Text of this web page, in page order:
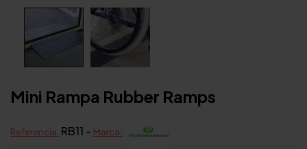
Mini Rampa Rubber Ramps
Referencia: RB11 - Marca: